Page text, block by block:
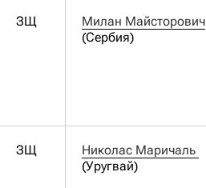
ЗЩ
Милан Майсторович
(Сербия)
ЗЩ
(Уругвай)